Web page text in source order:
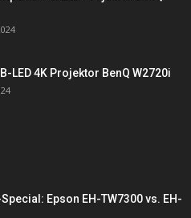
LED 4K Projektor BenQ W2720i
Epson EH-TW7300 vs. EH-